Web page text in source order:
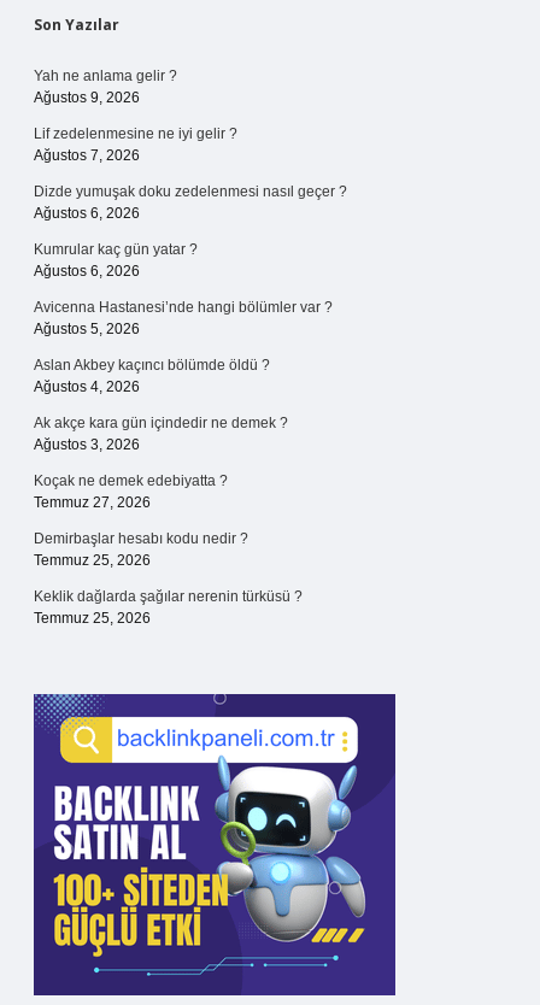
Sidebar
Son Yazılar
Yah ne anlama gelir ?
Ağustos 9, 2026
Lif zedelenmesine ne iyi gelir ?
Ağustos 7, 2026
Dizde yumuşak doku zedelenmesi nasıl geçer ?
Ağustos 6, 2026
Kumrular kaç gün yatar ?
Ağustos 6, 2026
Avicenna Hastanesi’nde hangi bölümler var ?
Ağustos 5, 2026
Aslan Akbey kaçıncı bölümde öldü ?
Ağustos 4, 2026
Ak akçe kara gün içindedir ne demek ?
Ağustos 3, 2026
Koçak ne demek edebiyatta ?
Temmuz 27, 2026
Demirbaşlar hesabı kodu nedir ?
Temmuz 25, 2026
Keklik dağlarda şağılar nerenin türküsü ?
Temmuz 25, 2026